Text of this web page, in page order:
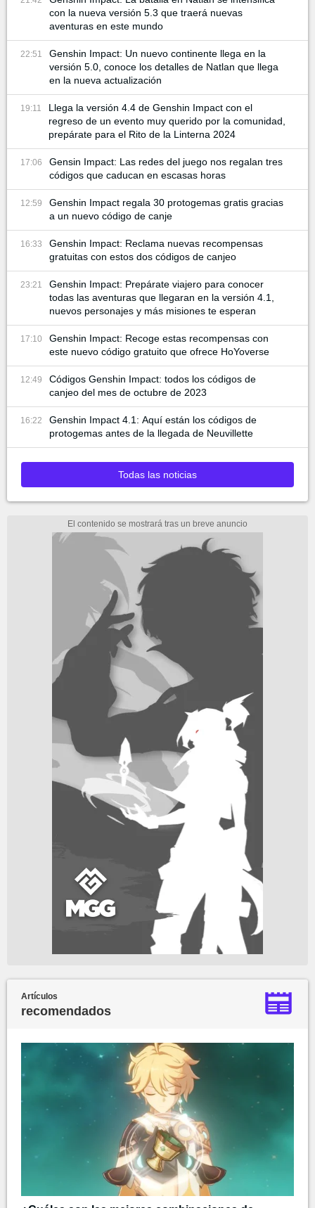
con la nueva versión 5.3 que traerá nuevas
aventuras en este mundo
22:51
Genshin Impact: Un nuevo continente llega en la
versión 5.0, conoce los detalles de Natlan que llega
en la nueva actualización
19:11
Llega la versión 4.4 de Genshin Impact con el
regreso de un evento muy querido por la comunidad,
prepárate para el Rito de la Linterna 2024
17:06
Gensin Impact: Las redes del juego nos regalan tres
códigos que caducan en escasas horas
12:59
Genshin Impact regala 30 protogemas gratis gracias
a un nuevo código de canje
16:33
Genshin Impact: Reclama nuevas recompensas
gratuitas con estos dos códigos de canjeo
23:21
Genshin Impact: Prepárate viajero para conocer
todas las aventuras que llegaran en la versión 4.1,
nuevos personajes y más misiones te esperan
17:10
Genshin Impact: Recoge estas recompensas con
este nuevo código gratuito que ofrece HoYoverse
12:49
Códigos Genshin Impact: todos los códigos de
canjeo del mes de octubre de 2023
16:22
Genshin Impact 4.1: Aquí están los códigos de
protogemas antes de la llegada de Neuvillette
Todas las noticias
Artículos
recomendados